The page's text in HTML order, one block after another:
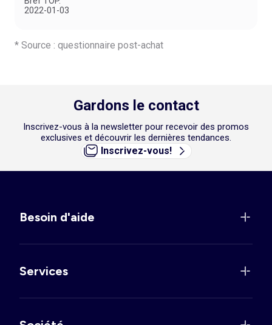
2022-01-03
* Source : questionnaire post-achat
Gardons le contact
Inscrivez-vous à la newsletter pour recevoir des promos
exclusives et découvrir les dernières tendances.
Inscrivez-vous!
Besoin d'aide
Services